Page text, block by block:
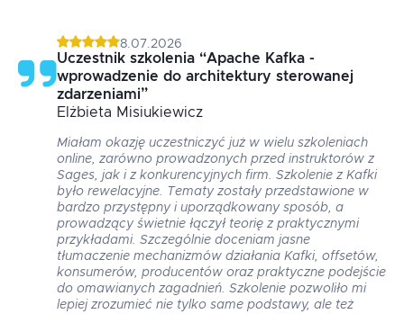
8.07.2026
Uczestnik szkolenia “Apache Kafka -
wprowadzenie do architektury sterowanej
zdarzeniami”
Elżbieta Misiukiewicz
Miałam okazję uczestniczyć już w wielu szkoleniach
online, zarówno prowadzonych przed instruktorów z
Sages, jak i z konkurencyjnych firm. Szkolenie z Kafki
było rewelacyjne. Tematy zostały przedstawione w
bardzo przystępny i uporządkowany sposób, a
prowadzący świetnie łączył teorię z praktycznymi
przykładami. Szczególnie doceniam jasne
tłumaczenie mechanizmów działania Kafki, offsetów,
konsumerów, producentów oraz praktyczne podejście
do omawianych zagadnień. Szkolenie pozwoliło mi
lepiej zrozumieć nie tylko same podstawy, ale też